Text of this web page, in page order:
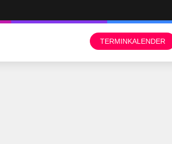
TERMINKALENDER